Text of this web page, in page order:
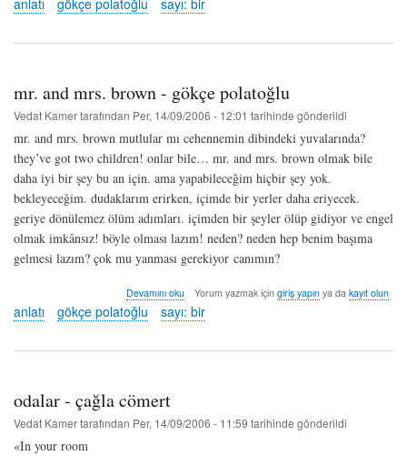
gökçe
hakkında
mr. and mrs. brown - gökçe polatoğlu
Vedat Kamertarafından Per, 14/09/2006 - 12:01 tarihinde gönderildi
mr. and mrs. brown mutlular mı cehennemin dibindeki yuvalarında?
they’ve got two children! onlar bile… mr. and mrs. brown olmak bile
daha iyi bir şey bu an için. ama yapabileceğim hiçbir şey yok.
bekleyeceğim. dudaklarım erirken, içimde bir yerler daha eriyecek.
geriye dönülemez ölüm adımları. içimden bir şeyler ölüp gidiyor ve engel
olmak imkânsız! böyle olması lazım! neden? neden hep benim başıma
gelmesi lazım? çok mu yanması gerekiyor canımın?
mr.
and
mrs.
-
hakkında
Devamını oku Yorum yazmak için giriş yapınya da kayıt olun
anlatı gökçe polatoğlu sayı: bir
odalar - çağla cömert
Vedat Kamertarafından Per, 14/09/2006 - 11:59 tarihinde gönderildi
«In your room